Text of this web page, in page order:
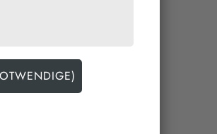
eigenen
auf einem
Euch,